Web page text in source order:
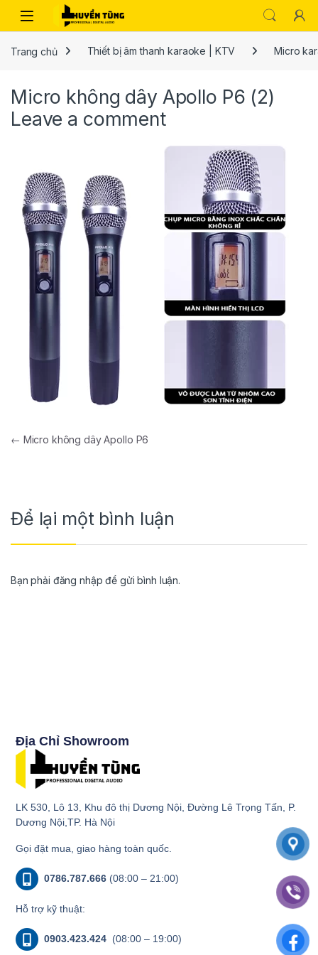
Trang chủ Thiết bị âm thanh karaoke | KTV Micro
Micro không dây Apollo P6 (2)
Leave a comment
← Micro không dây Apollo P6
Để lại một bình luận
Bạn phải đăng nhập để gửi bình luận.
Địa Chỉ Showroom
LK 530, Lô 13, Khu đô thị Dương Nội, Đường Lê Trọng Tấn, P.
Dương Nội,TP. Hà Nội
Gọi đặt mua, giao hàng toàn quốc.
0786.787.666 (08:00 – 21:00)
Hỗ trợ kỹ thuật:
0903.423.424 (08:00 – 19:00)